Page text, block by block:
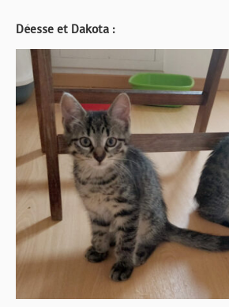
Déesse et Dakota :